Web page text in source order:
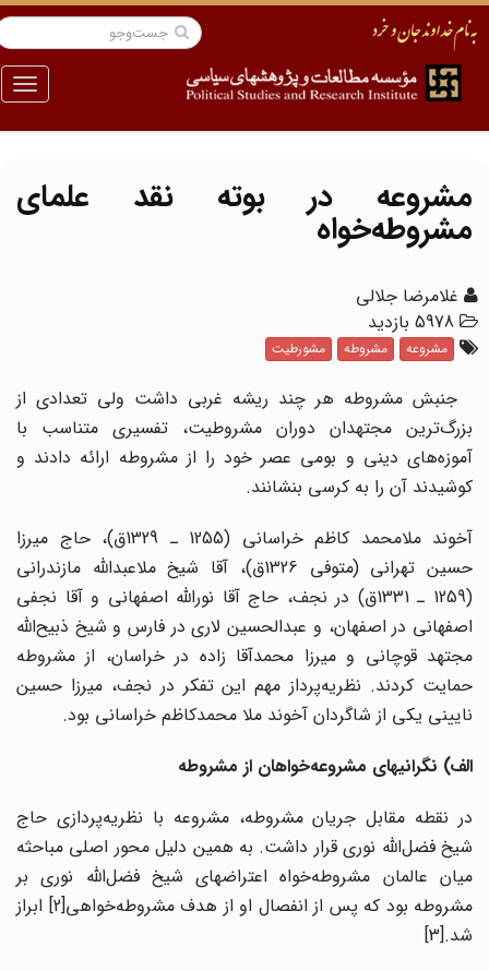
منو
مشروعه در بوته نقد علمای
مشروطه‌خواه
غلامرضا جلالی
5978 بازدید
مشروعه مشروطه مشورطیت
جنبش مشروطه هر چند ریشه غربی داشت ولی تعدادی از
بزرگ‌ترین مجتهدان دوران مشروطیت، تفسیری متناسب با
آموزه‌های دینی و بومی عصر خود را از مشروطه ارائه دادند و
کوشیدند آن را به کرسی بنشانند.
آخوند ملامحمد کاظم خراسانی (1255 ـ 1329ق)، حاج میرزا
حسین تهرانی (متوفی 1326ق)، آقا شیخ ملاعبدالله مازندرانی
(1259 ـ 1331ق) در نجف، حاج آقا نورالله اصفهانی و آقا نجفی
اصفهانی در اصفهان، و عبدالحسین لاری در فارس و شیخ ذبیح‌الله
مجتهد قوچانی و میرزا محمدآقا زاده در خراسان، از مشروطه
حمایت کردند. نظریه‌پرداز مهم این تفکر در نجف، میرزا حسین
نایینی یکی از شاگردان آخوند ملا محمدکاظم خراسانی بود.
الف) نگرانیهای مشروعه‌خواهان از مشروطه
در نقطه مقابل جریان مشروطه، مشروعه با نظریه‌پردازی حاج
شیخ فضل‌الله نوری قرار داشت. به همین دلیل محور اصلی مباحثه
میان عالمان مشروطه‌خواه اعتراضهای شیخ فضل‌الله نوری بر
مشروطه بود که پس از انفصال او از هدف مشروطه‌خواهی[2] ابراز
شد.[3]